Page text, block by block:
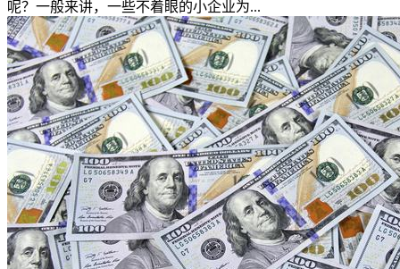
呢？一般来讲，一些不着眼的小企业为...